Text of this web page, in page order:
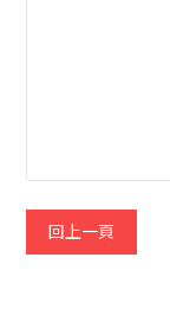
回上一頁